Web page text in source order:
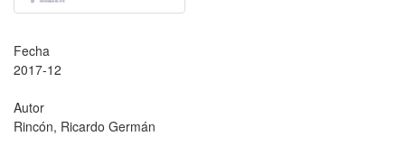
Fecha
2017-12
Autor
Rincón, Ricardo Germán